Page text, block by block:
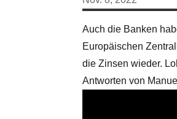
Auch die Banken
Europäischen
die Zinsen wieder.
Antworten von
in Wismar 2026:
"Bürger für Wismar"
Wahl